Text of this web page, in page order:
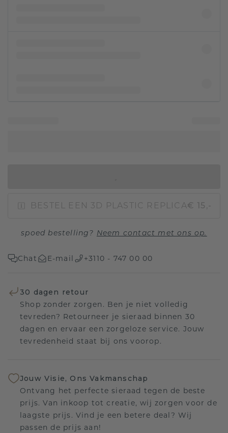
BESTEL EEN 3D PLASTIC REPLICA€ 15,-
spoed bestelling? Neem contact met ons op.
Chat E-mail +3110 - 747 00 00
30 dagen retour
Shop zonder zorgen. Ben je niet volledig
tevreden? Retourneer je sieraad binnen 30
dagen en ervaar een zorgeloze service. Jouw
tevredenheid staat bij ons voorop.
Jouw Visie, Ons Vakmanschap
Ontvang het perfecte sieraad tegen de beste
prijs. Van inkoop tot creatie, wij zorgen voor de
laagste prijs. Vind je een betere deal? Wij
passen de prijs aan!